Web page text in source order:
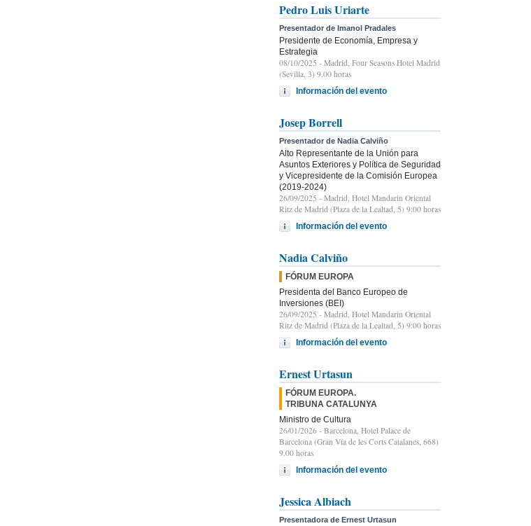
Pedro Luis Uriarte
Presentador de Imanol Pradales
Presidente de Economía, Empresa y
Estrategia
08/10/2025 - Madrid, Four Seasons Hotel Madrid
(Sevilla, 3) 9.00 horas
Información del evento
Josep Borrell
Presentador de Nadia Calviño
Alto Representante de la Unión para
Asuntos Exteriores y Política de Seguridad
y Vicepresidente de la Comisión Europea
(2019-2024)
26/09/2025 - Madrid, Hotel Mandarin Oriental
Ritz de Madrid (Plaza de la Lealtad, 5) 9:00 horas
Información del evento
Nadia Calviño
FÓRUM EUROPA
Presidenta del Banco Europeo de
Inversiones (BEI)
26/09/2025 - Madrid, Hotel Mandarin Oriental
Ritz de Madrid (Plaza de la Lealtad, 5) 9:00 horas
Información del evento
Ernest Urtasun
FÓRUM EUROPA.
TRIBUNA CATALUNYA
Ministro de Cultura
26/01/2026 - Barcelona, Hotel Palace de
Barcelona (Gran Vía de les Corts Catalanes, 668)
9.00 horas
Información del evento
Jessica Albiach
Presentadora de Ernest Urtasun